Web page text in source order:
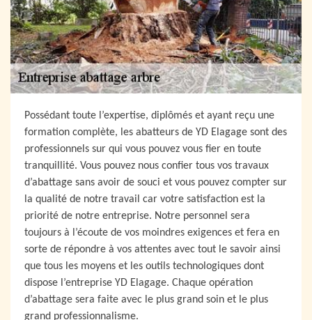
Possédant toute l’expertise, diplômés et ayant reçu une
formation complète, les abatteurs de YD Elagage sont des
professionnels sur qui vous pouvez vous fier en toute
tranquillité. Vous pouvez nous confier tous vos travaux
d’abattage sans avoir de souci et vous pouvez compter sur
la qualité de notre travail car votre satisfaction est la
priorité de notre entreprise. Notre personnel sera
toujours à l’écoute de vos moindres exigences et fera en
sorte de répondre à vos attentes avec tout le savoir ainsi
que tous les moyens et les outils technologiques dont
dispose l’entreprise YD Elagage. Chaque opération
d’abattage sera faite avec le plus grand soin et le plus
grand professionnalisme.